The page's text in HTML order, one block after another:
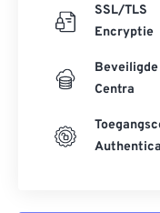
SSL/TLS
Encryptie
Centra